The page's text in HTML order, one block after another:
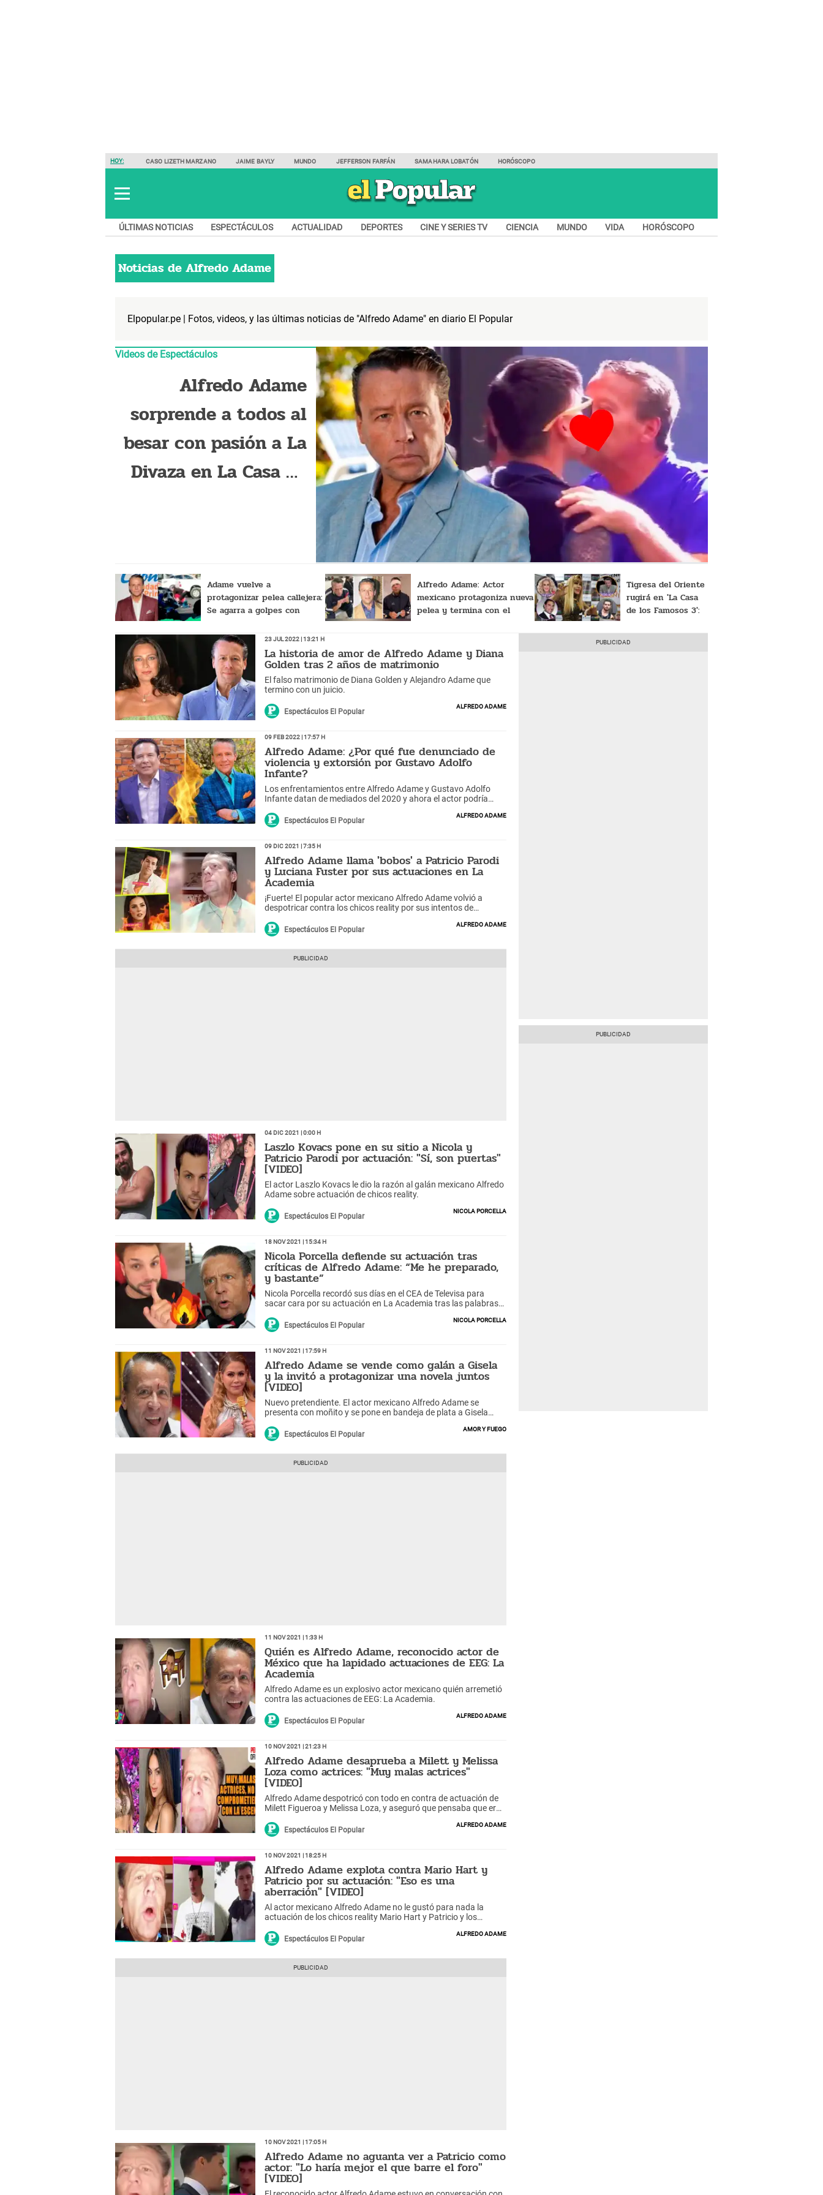
HOY: CASO LIZETH MARZANO JAIME BAYLY MUNDO JEFFERSON FARFÁN SAMAHARA LOBATÓN HORÓSCOPO
ÚLTIMAS NOTICIAS ESPECTÁCULOS ACTUALIDAD DEPORTES CINE Y SERIES TV CIENCIA MUNDO VIDA HORÓSCOPO
Noticias deAlfredo Adame
Elpopular.pe | Fotos, videos, y las últimas noticias de "Alfredo Adame" en diario El Popular
Videos de Espectáculos
Alfredo Adame
sorprende a todos al
besar con pasión a La
Divaza en La Casa de
Adame vuelve a
protagonizar pelea callejera:
Se agarra a golpes con
suelo
Alfredo Adame: Actor
mexicano protagoniza nueva
pelea y termina con el
Tigresa del Oriente
rugirá en 'La Casa
de los Famosos 3':
[VIDEO]
23 Jul 2022 | 13:21 h
La historia de amor de Alfredo Adame y Diana
Golden tras 2 años de matrimonio
El falso matrimonio de Diana Golden y Alejandro Adame que
termino con un juicio.
Espectáculos El Popular
Alfredo Adame
09 Feb 2022 | 17:57 h
Alfredo Adame: ¿Por qué fue denunciado de
violencia y extorsión por Gustavo Adolfo
Infante?
Los enfrentamientos entre Alfredo Adame y Gustavo Adolfo
Infante datan de mediados del 2020 y ahora el actor podría
Espectáculos El Popular
Alfredo Adame
09 Dic 2021 | 7:35 h
Alfredo Adame llama 'bobos' a Patricio Parodi
y Luciana Fuster por sus actuaciones en La
Academia
¡Fuerte! El popular actor mexicano Alfredo Adame volvió a
despotricar contra los chicos reality por sus intentos de
Espectáculos El Popular
Alfredo Adame
04 Dic 2021 | 0:00 h
Laszlo Kovacs pone en su sitio a Nicola y
Patricio Parodi por actuación: "Sí, son puertas"
[VIDEO]
El actor Laszlo Kovacs le dio la razón al galán mexicano Alfredo
Adame sobre actuación de chicos reality.
Espectáculos El Popular
Nicola Porcella
18 Nov 2021 | 15:34 h
Nicola Porcella defiende su actuación tras
críticas de Alfredo Adame: “Me he preparado,
y bastante”
Nicola Porcella recordó sus días en el CEA de Televisa para
sacar cara por su actuación en La Academia tras las palabras
Espectáculos El Popular
Nicola Porcella
11 Nov 2021 | 17:59 h
Alfredo Adame se vende como galán a Gisela
y la invitó a protagonizar una novela juntos
[VIDEO]
Nuevo pretendiente. El actor mexicano Alfredo Adame se
presenta con moñito y se pone en bandeja de plata a Gisela
Espectáculos El Popular
Amor y fuego
11 Nov 2021 | 1:33 h
Quién es Alfredo Adame, reconocido actor de
México que ha lapidado actuaciones de EEG: La
Academia
Alfredo Adame es un explosivo actor mexicano quién arremetió
contra las actuaciones de EEG: La Academia.
Espectáculos El Popular
Alfredo Adame
10 Nov 2021 | 21:23 h
Alfredo Adame desaprueba a Milett y Melissa
Loza como actrices: "Muy malas actrices"
[VIDEO]
Alfredo Adame despotricó con todo en contra de actuación de
Milett Figueroa y Melissa Loza, y aseguró que pensaba que eran
Espectáculos El Popular
Alfredo Adame
10 Nov 2021 | 18:25 h
Alfredo Adame explota contra Mario Hart y
Patricio por su actuación: "Eso es una
aberración" [VIDEO]
Al actor mexicano Alfredo Adame no le gustó para nada la
actuación de los chicos reality Mario Hart y Patricio y los
actuación.Espectáculos El Popular
Alfredo Adame
10 Nov 2021 | 17:05 h
Alfredo Adame no aguanta ver a Patricio como
actor: "Lo haría mejor el que barre el foro"
[VIDEO]